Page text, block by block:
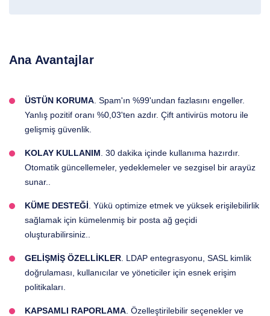
Ana Avantajlar
ÜSTÜN KORUMA . Spam'ın %99'undan fazlasını engeller.
Yanlış pozitif oranı %0,03'ten azdır. Çift antivirüs motoru ile
gelişmiş güvenlik.
KOLAY KULLANIM . 30 dakika içinde kullanıma hazırdır.
Otomatik güncellemeler, yedeklemeler ve sezgisel bir arayüz
sunar..
KÜME DESTEĞİ . Yükü optimize etmek ve yüksek erişilebilirlik
sağlamak için kümelenmiş bir posta ağ geçidi
oluşturabilirsiniz..
GELİŞMİŞ ÖZELLİKLER . LDAP entegrasyonu, SASL kimlik
doğrulaması, kullanıcılar ve yöneticiler için esnek erişim
politikaları.
KAPSAMLI RAPORLAMA . Özelleştirilebilir seçenekler ve